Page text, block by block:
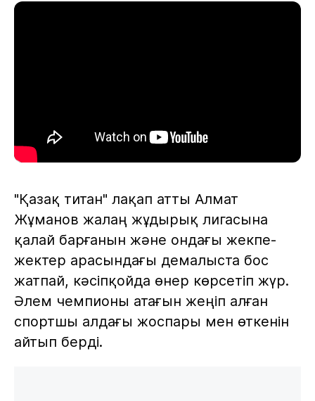
"Қазақ титан" лақап атты Алмат
Жұманов жалаң жұдырық лигасына
қалай барғанын және ондағы жекпе-
жектер арасындағы демалыста бос
жатпай, кәсіпқойда өнер көрсетіп жүр.
Әлем чемпионы атағын жеңіп алған
спортшы алдағы жоспары мен өткенін
айтып берді.